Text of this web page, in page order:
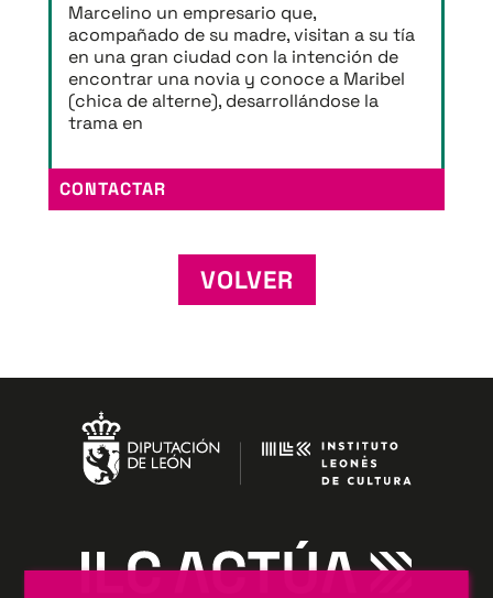
Marcelino un empresario que,
acompañado de su madre, visitan a su tía
en una gran ciudad con la intención de
encontrar una novia y conoce a Maribel
(chica de alterne), desarrollándose la
trama en
CONTACTAR
VOLVER